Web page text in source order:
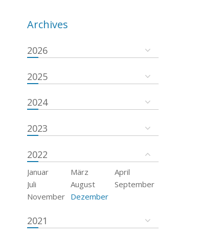
Archives
2026
2025
2024
2023
2022
Januar März
April
Juli
August
September
November
Dezember
2021